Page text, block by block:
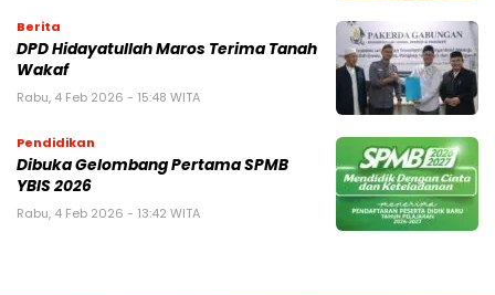
Berita
DPD Hidayatullah Maros Terima Tanah
Wakaf
Rabu, 4 Feb 2026 - 15:48 WITA
Pendidikan
Dibuka Gelombang Pertama SPMB
YBIS 2026
Rabu, 4 Feb 2026 - 13:42 WITA